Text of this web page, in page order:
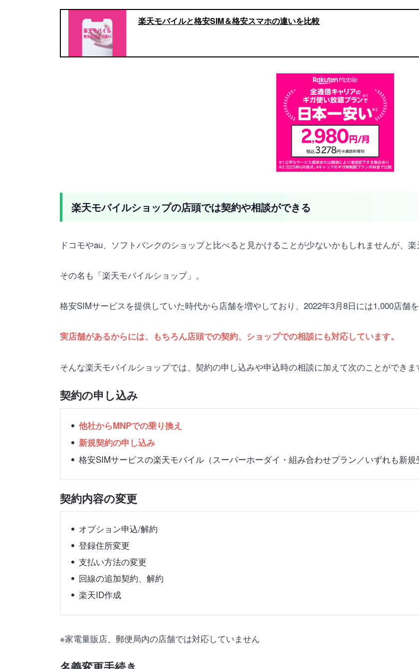
楽天モバイルと格安SIM＆格安スマホの違いを比較
楽天モバイルショップの店頭では契約や相談ができる
ドコモやau、ソフトバンクのショップと比べると見かけることが少ないかもしれませんが、楽
その名も「楽天モバイルショップ」。
格安SIMサービスを提供していた時代から店舗を増やしており、2022年3月8日には1,000店舗を
実店舗があるからには、もちろん店頭での契約、ショップでの相談にも対応しています。
そんな楽天モバイルショップでは、契約の申し込みや申込時の相談に加えて次のことができま
契約の申し込み
他社からMNPでの乗り換え
新規契約の申し込み
格安SIMサービスの楽天モバイル（スーパーホーダイ・組み合わせプラン／いずれも新
契約内容の変更
オプション申込/解約
登録住所変更
支払い方法の変更
回線の追加契約、解約
楽天ID作成
※家電量販店、郵便局内の店舗では対応していません